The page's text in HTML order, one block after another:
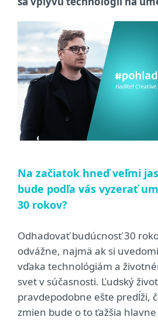
Na začiatok hneď veľmi
bude podľa vás vyzerať
30 rokov?
Odhadovať budúcnosť 30
odvážne, najmä ak si
vďaka technológiám a
svet v súčasnosti. Ľudský
pravdepodobne ešte predĺži,
zmien bude o to ťažšia